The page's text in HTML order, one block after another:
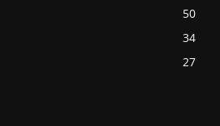
50
34
27